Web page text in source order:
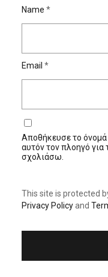
Name *
Email *
Αποθήκευσε το όνομά
αυτόν τον πλοηγό
σχολιάσω.
This site is protected
Privacy Policyand